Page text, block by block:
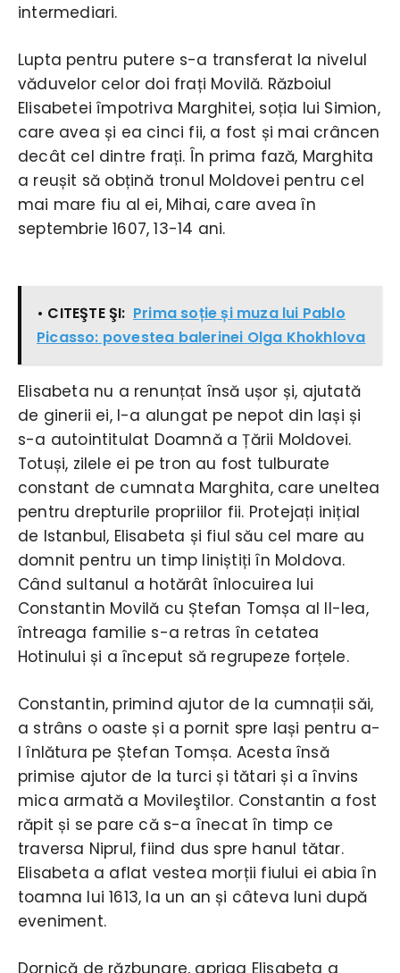
intermediari.
Lupta pentru putere s-a transferat la nivelul
văduvelor celor doi frați Movilă. Războiul
Elisabetei împotriva Marghitei, soția lui Simion,
care avea și ea cinci fii, a fost și mai crâncen
decât cel dintre frați. În prima fază, Marghita
a reușit să obțină tronul Moldovei pentru cel
mai mare fiu al ei, Mihai, care avea în
septembrie 1607, 13-14 ani.
• CITEŞTE ŞI: Prima soție și muza lui Pablo
Picasso: povestea balerinei Olga Khokhlova
Elisabeta nu a renunțat însă ușor și, ajutată
de ginerii ei, l-a alungat pe nepot din Iași și
s-a autointitulat Doamnă a Țării Moldovei.
Totuși, zilele ei pe tron au fost tulburate
constant de cumnata Marghita, care uneltea
pentru drepturile propriilor fii. Protejați inițial
de Istanbul, Elisabeta și fiul său cel mare au
domnit pentru un timp liniștiți în Moldova.
Când sultanul a hotărât înlocuirea lui
Constantin Movilă cu Ștefan Tomșa al II-lea,
întreaga familie s-a retras în cetatea
Hotinului și a început să regrupeze forțele.
Constantin, primind ajutor de la cumnații săi,
a strâns o oaste și a pornit spre Iași pentru a-
l înlătura pe Ștefan Tomșa. Acesta însă
primise ajutor de la turci și tătari și a învins
mica armată a Movileştilor. Constantin a fost
răpit și se pare că s-a înecat în timp ce
traversa Niprul, fiind dus spre hanul tătar.
Elisabeta a aflat vestea morții fiului ei abia în
toamna lui 1613, la un an și câteva luni după
eveniment.
Dornică de răzbunare, apriga Elisabeta a